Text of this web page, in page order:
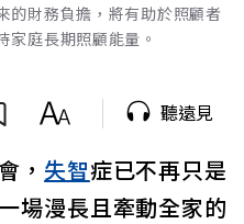
的財務負擔，將有助於照顧者
家庭長期照顧能量。
聽遠見
， 失智症已不再只是
場漫長且牽動全家的